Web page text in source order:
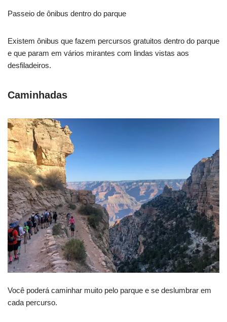
Passeio de ônibus dentro do parque
Existem ônibus que fazem percursos gratuitos dentro do parque
e que param em vários mirantes com lindas vistas aos
desfiladeiros.
Caminhadas
Você poderá caminhar muito pelo parque e se deslumbrar em
cada percurso.